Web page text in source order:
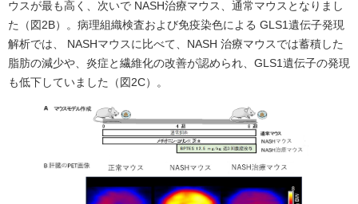
ウスが最も高く、次いで NASH治療マウス、通常マウスとなりまし
た（図2B）。病理組織検査および免疫染色による GLS1遺伝子発現
解析では、 NASHマウスに比べて、NASH 治療マウスでは蓄積した
脂肪の減少や、炎症と繊維化の改善が認められ、GLS1遺伝子の発現
も低下していました（図2C）。